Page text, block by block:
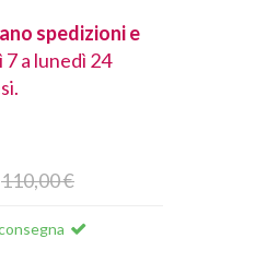
spedizioni e
a lunedì 24
110,00 €